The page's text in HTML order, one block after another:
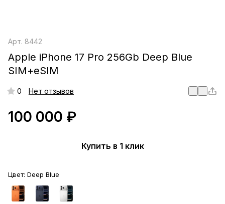
Арт. 8442
Apple iPhone 17 Pro 256Gb Deep Blue
SIM+eSIM
0 Нет отзывов
100 000 ₽
Купить в 1 клик
Цвет: Deep Blue